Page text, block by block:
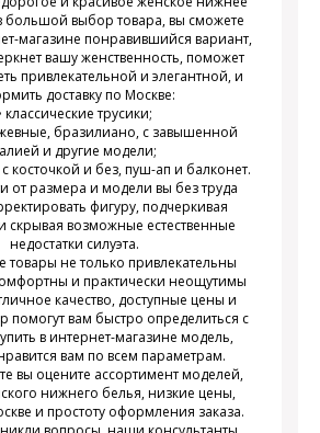
большой выбор товара, вы сможете
магазине понравившийся вариант,
вашу женственность, поможет
привлекательной и элегантной, и
доставку по Москве:
классические трусики;
бразилиано, с завышенной
и другие модели;
косточкой и без, пуш-ап и балконет.
от размера и модели вы без труда
фигуру, подчеркивая
скрывая возможные естественные
недостатки силуэта.
не только привлекательны
и практически неощутимы
качество, доступные цены и
вам быстро определиться с
в интернет-магазине модель,
вам по всем параметрам.
вы оцените ассортимент моделей,
нижнего белья, низкие цены,
и простоту оформления заказа.